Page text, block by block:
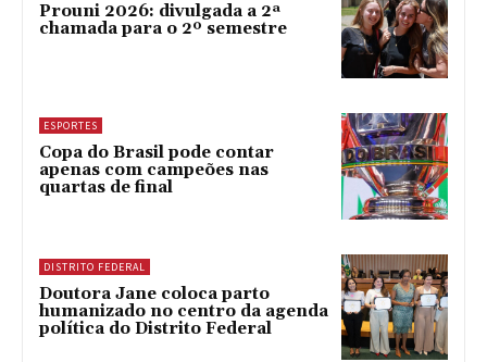
Prouni 2026: divulgada a 2ª
chamada para o 2º semestre
ESPORTES
Copa do Brasil pode contar
apenas com campeões nas
quartas de final
DISTRITO FEDERAL
Doutora Jane coloca parto
humanizado no centro da agenda
política do Distrito Federal